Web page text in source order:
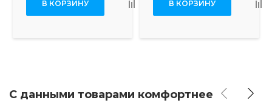
В КОРЗИНУ В КОРЗИНУ
С данными товарами комфортнее